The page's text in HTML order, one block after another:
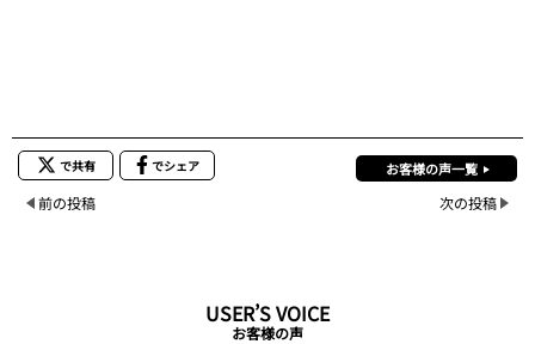
で共有 でシェア お客様の声一覧
前の投稿 次の投稿
USER’S VOICE
お客様の声